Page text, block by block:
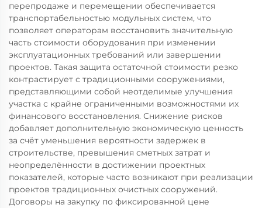
перепродаже и перемещении обеспечивается
транспортабельностью модульных систем, что
позволяет операторам восстановить значительную
часть стоимости оборудования при изменении
эксплуатационных требований или завершении
проектов. Такая защита остаточной стоимости резко
контрастирует с традиционными сооружениями,
представляющими собой неотделимые улучшения
участка с крайне ограниченными возможностями их
финансового восстановления. Снижение рисков
добавляет дополнительную экономическую ценность
за счёт уменьшения вероятности задержек в
строительстве, превышения сметных затрат и
неопределённости в достижении проектных
показателей, которые часто возникают при реализации
проектов традиционных очистных сооружений.
Договоры на закупку по фиксированной цене